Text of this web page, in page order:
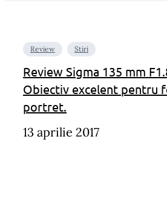
Review Stiri
Review Sigma 135 mm
Obiectiv excelent pentru
portret.
13 aprilie 2017